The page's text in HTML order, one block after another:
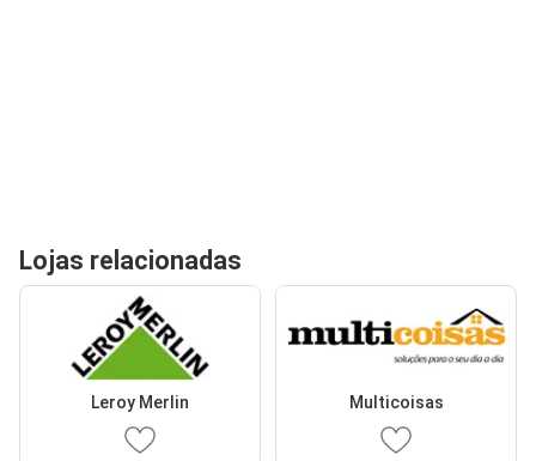
Lojas relacionadas
Leroy Merlin Multicoisas